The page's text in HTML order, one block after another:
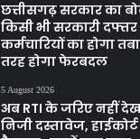
छत्तीसगढ़ सरकार का
किसी भी सरकारी
कर्मचारियों का होगा
तरह होगा फेरबदल
5 August 2026
अब RTI के जरिए नहीं
निजी दस्तावेज,